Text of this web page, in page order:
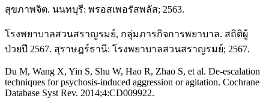
สุขภาพจิต. นนทบุรี: พรอสเพอรัสพลัส; 2563.
โรงพยาบาลสวนสราญรมย์, กลุ่มภารกิจการพยาบาล. สถิติผู้
ป่วยปี 2567. สุราษฎร์ธานี: โรงพยาบาลสวนสราญรมย์; 2567.
Du M, Wang X, Yin S, Shu W, Hao R, Zhao S, et al. De-escalation
techniques for psychosis-induced aggression or agitation. Cochrane
Database Syst Rev. 2014;4:CD009922.